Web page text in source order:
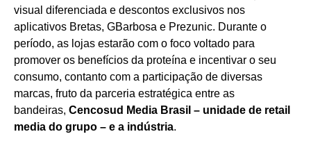
visual diferenciada e descontos exclusivos nos
aplicativos Bretas, GBarbosa e Prezunic. Durante o
período, as lojas estarão com o foco voltado para
promover os benefícios da proteína e incentivar o seu
consumo, contanto com a participação de diversas
marcas, fruto da parceria estratégica entre as
bandeiras, Cencosud Media Brasil – unidade de retail
media do grupo – e a indústria.